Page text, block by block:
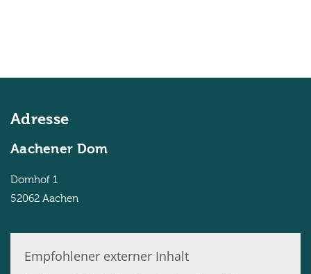
Adresse
Aachener Dom
Domhof 1
52062 Aachen
Empfohlener externer Inhalt